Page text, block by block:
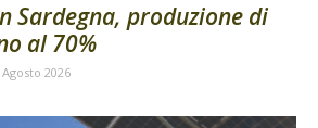
Sardegna, produzione di
al 70%
Agosto 2026